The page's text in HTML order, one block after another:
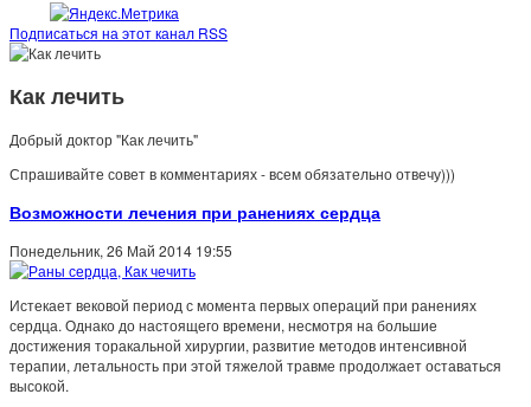
Подписаться на этот канал RSS
Как лечить
Добрый доктор "Как лечить"
Спрашивайте совет в комментариях - всем обязательно отвечу)))
Возможности лечения при ранениях сердца
Понедельник, 26 Май 2014 19:55
Истекает вековой период с момента первых операций при ранениях
сердца. Однако до настоящего времени, несмотря на большие
достижения торакальной хирургии, развитие методов интенсивной
терапии, летальность при этой тяжелой травме продолжает оставаться
высокой.